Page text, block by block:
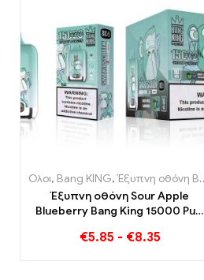
Ολοι, Bang KING,Έξυπνη οθόνη Bang King 15000 Φούσκα
Έξυπνη οθόνη Sour Apple
Blueberry Bang King 15000 Puff
ατμίσματος γεμάτη φρέσκες
€5.85 - €8.35